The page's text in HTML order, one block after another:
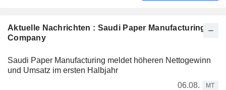
Aktuelle Nachrichten : Saudi Paper Manufacturing
Company
Saudi Paper Manufacturing meldet höheren Nettogewinn
und Umsatz im ersten Halbjahr
06.08.
MT